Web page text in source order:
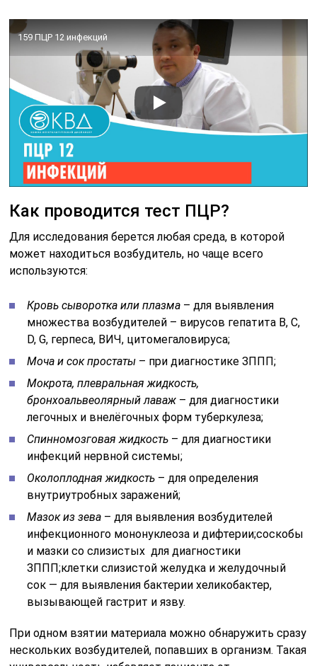
159 ПЦР 12 инфекций
Как проводится тест ПЦР?
Для исследования берется любая среда, в которой
может находиться возбудитель, но чаще всего
используются:
Кровь сыворотка или плазма – для выявления
множества возбудителей – вирусов гепатита B, C,
D, G, герпеса, ВИЧ, цитомегаловируса;
Моча и сок простаты – при диагностике ЗППП;
Мокрота, плевральная жидкость,
бронхоальвеолярный лаваж – для диагностики
легочных и внелёгочных форм туберкулеза;
Спинномозговая жидкость – для диагностики
инфекций нервной системы;
Околоплодная жидкость – для определения
внутриутробных заражений;
Мазок из зева – для выявления возбудителей
инфекционного мононуклеоза и дифтерии;соскобы
и мазки со слизистых для диагностики
ЗППП;клетки слизистой желудка и желудочный
сок — для выявления бактерии хеликобактер,
вызывающей гастрит и язву.
При одном взятии материала можно обнаружить сразу
нескольких возбудителей, попавших в организм. Такая